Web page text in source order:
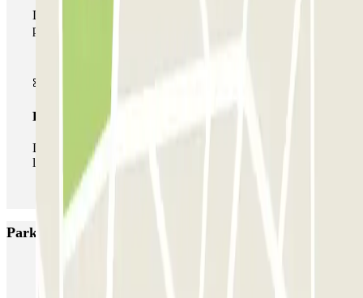
Durante tu estancia podrás hacer uso de toda la red de
parkings de este operador disponibles en Parclick.
Pase ilimitado
Durante tu estancia podrás entrar y salir del parking todas
las veces que quieras.
Parkings más valorados en Nantes